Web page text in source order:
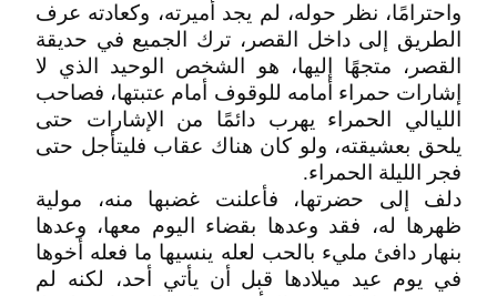
واحترامًا، نظر حوله، لم يجد أميرته، وكعادته عرف
الطريق إلى داخل القصر، ترك الجميع في حديقة
القصر، متجهًا إليها، هو الشخص الوحيد الذي لا
إشارات حمراء أمامه للوقوف أمام عتبتها، فصاحب
الليالي الحمراء يهرب دائمًا من الإشارات حتى
يلحق بعشيقته، ولو كان هناك عقاب فليتأجل حتى
فجر الليلة الحمراء.
دلف إلى حضرتها، فأعلنت غضبها منه، مولية
ظهرها له، فقد وعدها بقضاء اليوم معها، وعدها
بنهار دافئ مليء بالحب لعله ينسيها ما فعله أخوها
في يوم عيد ميلادها قبل أن يأتي أحد، لكنه لم